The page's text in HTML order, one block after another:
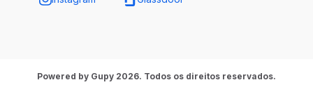
Powered by Gupy 2026. Todos os direitos reservados.